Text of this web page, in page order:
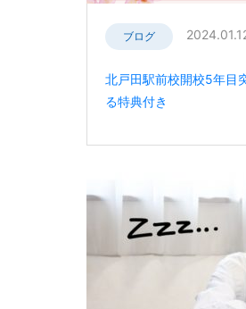
ブログ
北戸田駅前校開校5年目
る特典付き